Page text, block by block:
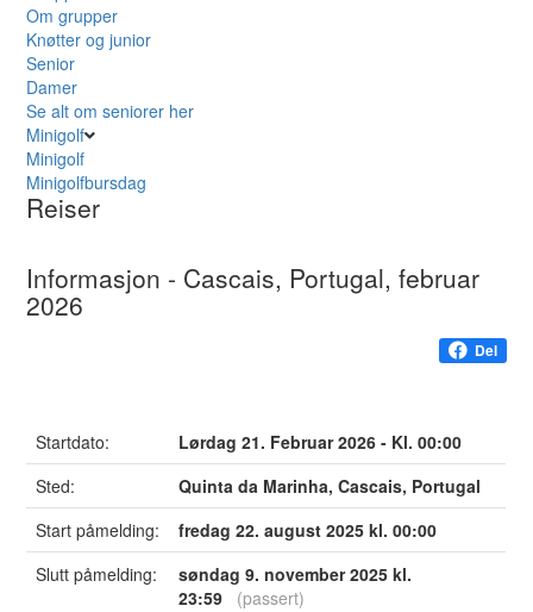
Om grupper
Knøtter og junior
Senior
Damer
Se alt om seniorer her
Minigolf
Minigolf
Minigolfbursdag
Reiser
Informasjon - Cascais, Portugal, februar
2026
Del
Startdato:
Lørdag 21. Februar 2026 - Kl. 00:00
Sted:
Quinta da Marinha, Cascais, Portugal
Start påmelding:
fredag 22. august 2025 kl. 00:00
Slutt påmelding:
søndag 9. november 2025 kl.
23:59 (passert)